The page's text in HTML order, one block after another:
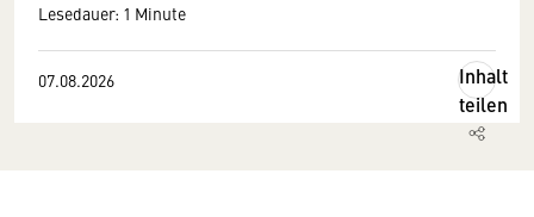
Lesedauer: 1 Minute
07.08.2026
Inhalt
teilen